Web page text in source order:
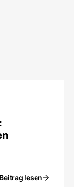
Beitrag lesen